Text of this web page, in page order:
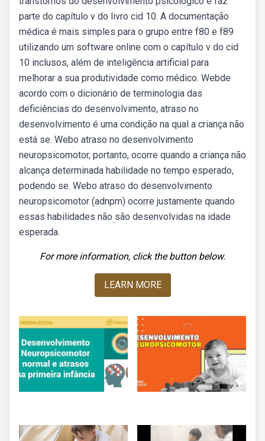
parte do capítulo v do livro cid 10. A documentação
médica é mais simples para o grupo entre f80 e f89
utilizando um software online com o capítulo v do cid
10 inclusos, além de inteligência artificial para
melhorar a sua produtividade como médico. Webde
acordo com o dicionário de terminologia das
deficiências do desenvolvimento, atraso no
desenvolvimento é uma condição na qual a criança não
está se. Webo atraso no desenvolvimento
neuropsicomotor, portanto, ocorre quando a criança não
alcança determinada habilidade no tempo esperado,
podendo se. Webo atraso do desenvolvimento
neuropsicomotor (adnpm) ocorre justamente quando
essas habilidades não são desenvolvidas na idade
esperada.
For more information, click the button below.
LEARN MORE